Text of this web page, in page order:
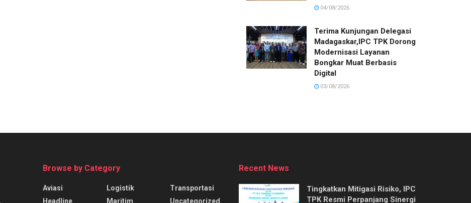
04/08/2026
Terima Kunjungan Delegasi
Madagaskar,IPC TPK Dorong
Modernisasi Layanan
Bongkar Muat Berbasis
Digital
03/08/2026
Browse by Category
Aviasi
Headline
Logistik
Maritim
Transportasi
Uncategorized
Recent News
Tingkatkan Mitigasi Risiko, IPC
TPK Resmi Perpanjang Sinergi